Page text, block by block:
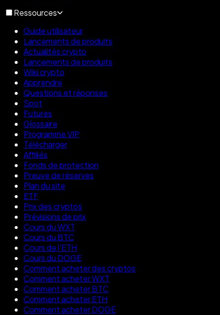
Ressources
Guide utilisateur
Lancements de produits
Actualités crypto
Lancements de produits
Wiki crypto
Apprendre
Questions et réponses
Spot
Futures
Glossaire
Programme VIP
Télécharger
Affiliés
Fonds de protection
Preuve de réserves
Plan du site
ETF
Prix des cryptos
Prévisions de prix
Cours du WXT
Cours du BTC
Cours de l'ETH
Cours du DOGE
Comment acheter des cryptos
Comment acheter WXT
Comment acheter BTC
Comment acheter ETH
Comment acheter DOGE